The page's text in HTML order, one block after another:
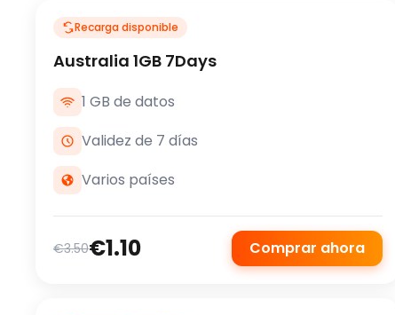
Recarga disponible
Australia 1GB 7Days
1 GB de datos
Validez de 7 días
Varios países
€3.50€1.10 Comprar ahora